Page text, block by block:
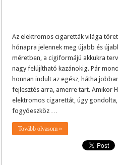
Az elektromos cigaretták világa
hónapra jelennek meg újabb és
méretben, a cigiformájú akkukra
nagy felújítható kazánokig. Pár
honnan indult az egész, hátha
fejlesztés arra, amerre tart. Amikor
elektromos cigarettát, úgy
fogyóeszköz …
Tovább olvasom »